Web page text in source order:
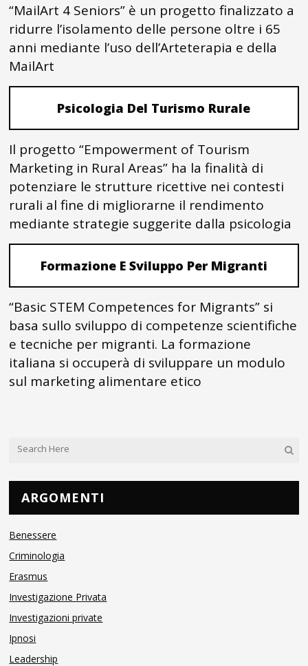
“MailArt 4 Seniors” è un progetto finalizzato a
ridurre l’isolamento delle persone oltre i 65
anni mediante l’uso dell’Arteterapia e della
MailArt
Psicologia Del Turismo Rurale
Il progetto “Empowerment of Tourism
Marketing in Rural Areas” ha la finalità di
potenziare le strutture ricettive nei contesti
rurali al fine di migliorarne il rendimento
mediante strategie suggerite dalla psicologia
Formazione E Sviluppo Per Migranti
“Basic STEM Competences for Migrants” si
basa sullo sviluppo di competenze scientifiche
e tecniche per migranti. La formazione
italiana si occuperà di sviluppare un modulo
sul marketing alimentare etico
ARGOMENTI
Benessere
Criminologia
Erasmus
Investigazione Privata
Investigazioni private
Ipnosi
Leadership